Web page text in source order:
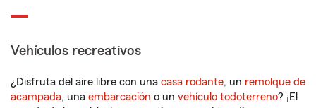
Vehículos recreativos
¿Disfruta del aire libre con una casa rodante, un remolque de
acampada, una embarcación o un vehículo todoterreno? ¡El